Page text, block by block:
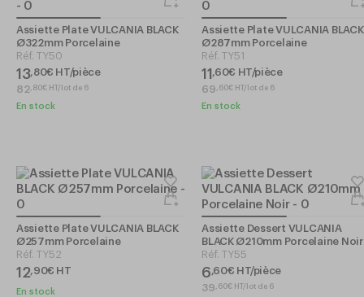
Assiette Plate VULCANIA BLACK
Ø322mm Porcelaine
Réf. TY50
13,80€ HT/pièce
82, 80€ HT/lot de 6
En stock
Assiette Plate VULCANIA BLACK
Ø287mm Porcelaine
Réf. TY51
11,60€ HT/pièce
69, 60€ HT/lot de 6
En stock
Assiette Plate VULCANIA BLACK
Ø257mm Porcelaine
Réf. TY52
12,90€ HT
En stock
Assiette Dessert VULCANIA
BLACK Ø210mm Porcelaine Noir
Réf. TY55
6,60€ HT/pièce
39, 60€ HT/lot de 6